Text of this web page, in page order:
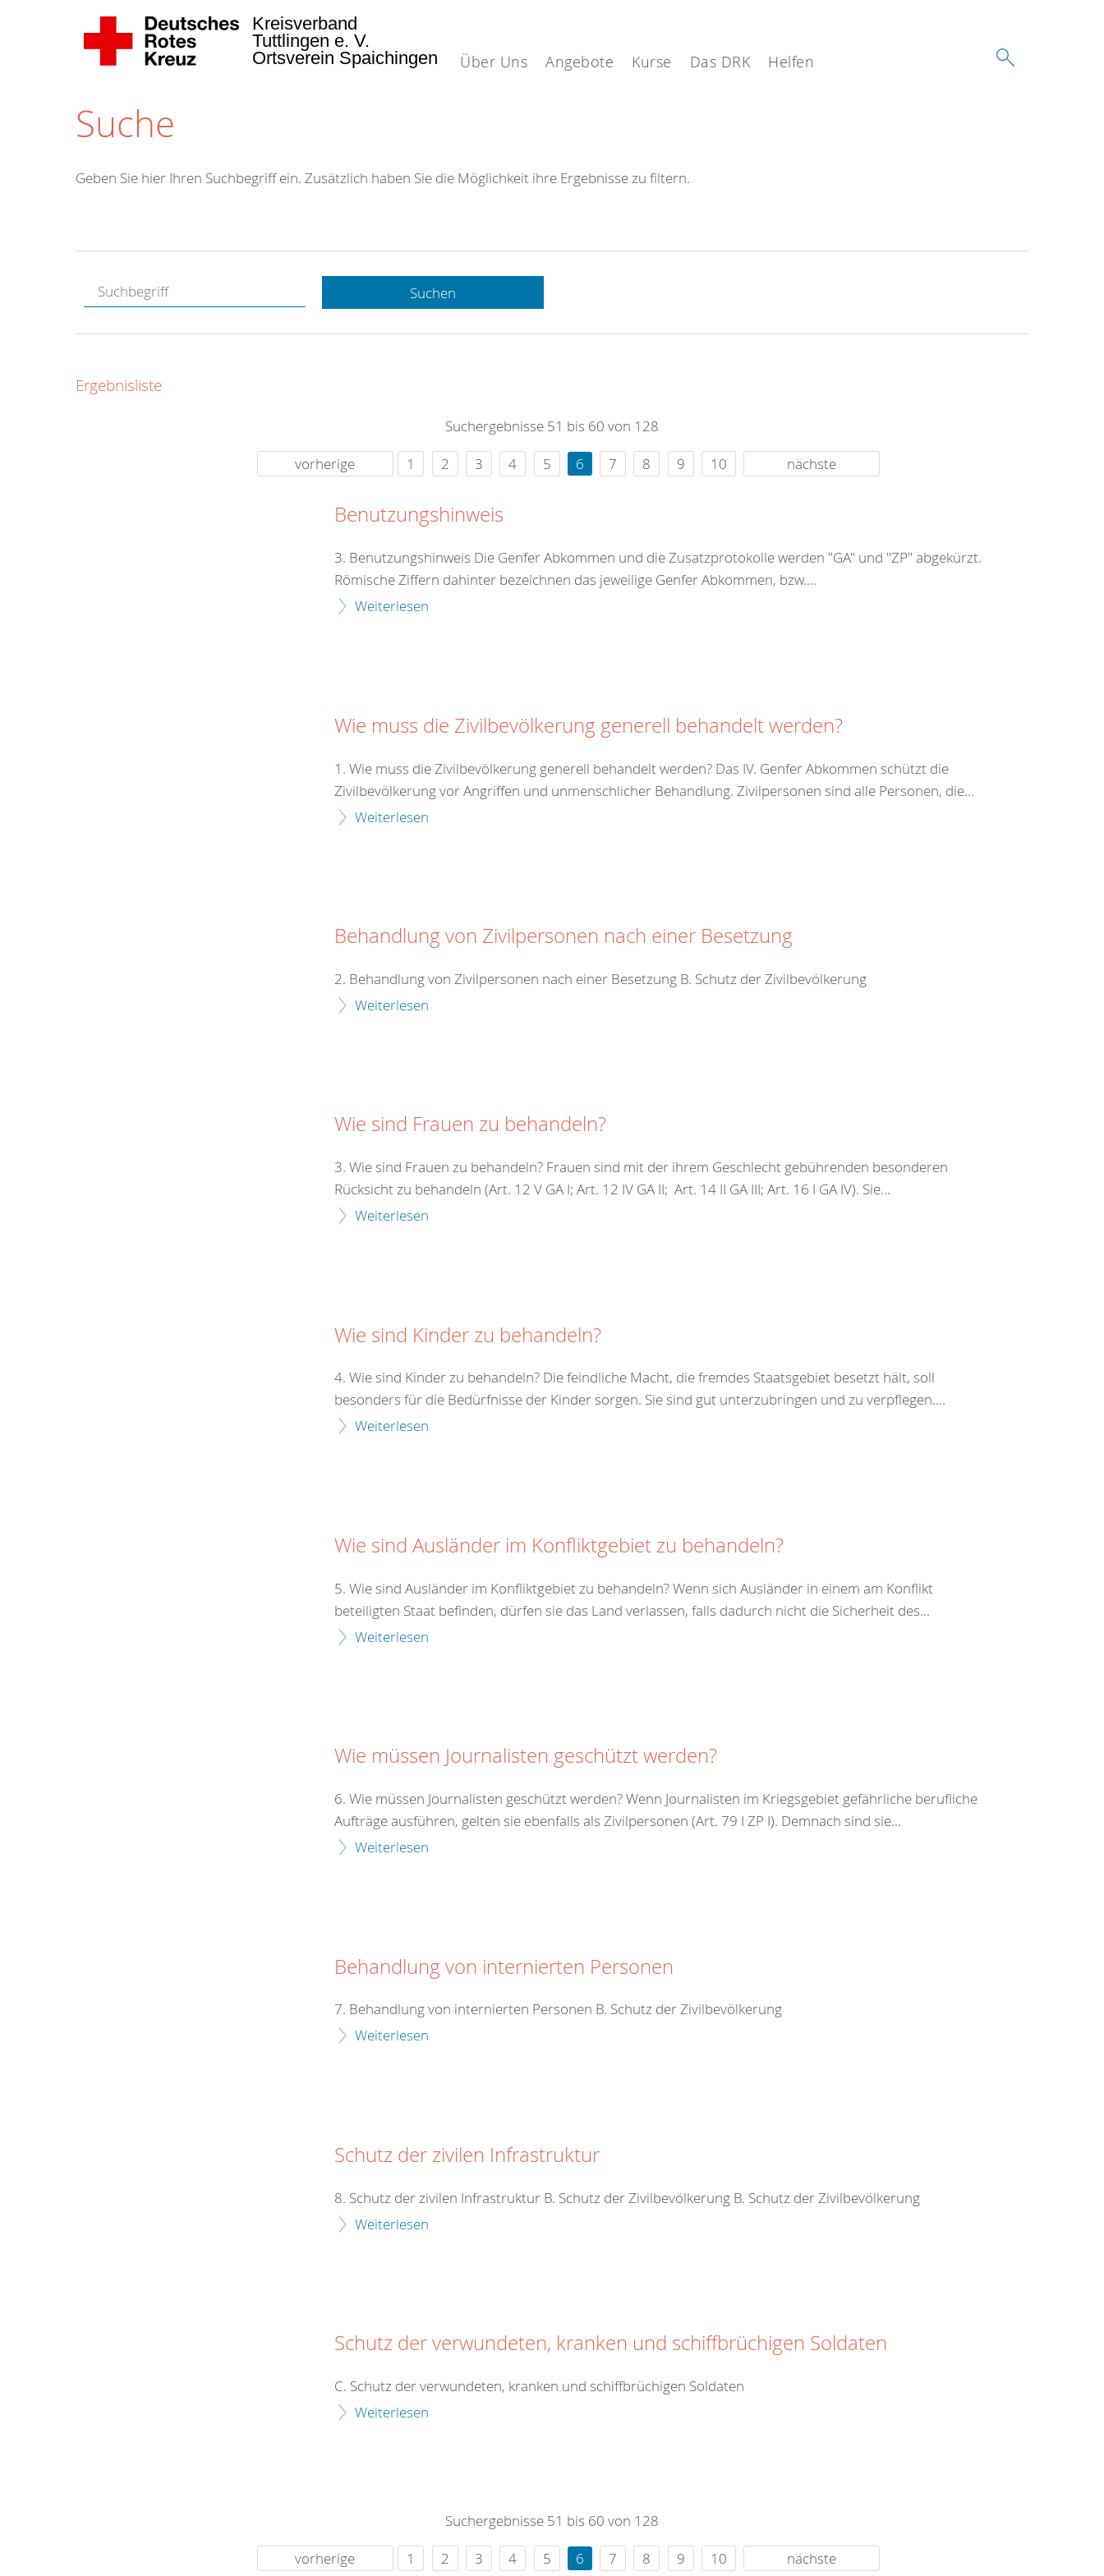
Über Uns Angebote Kurse Das DRK Helfen
Kreisverband
Tuttlingen e. V.
Ortsverein Spaichingen
Suche
Hotline.
gerne.
rund um die Uhr
Geben Sie hier Ihren Suchbegriff ein. Zusätzlich haben Sie die Möglichkeit ihre Ergebnisse zu filtern.
Suchen
Ergebnisliste
Suchergebnisse 51 bis 60 von 128
vorherige
1 2 3 4 5 6 7 8 9 10 nächste
Benutzungshinweis
3. Benutzungshinweis Die Genfer Abkommen und die Zusatzprotokolle werden "GA" und "ZP" abgekürzt.
Römische Ziffern dahinter bezeichnen das jeweilige Genfer Abkommen, bzw....
Weiterlesen
Wie muss die Zivilbevölkerung generell behandelt werden?
1. Wie muss die Zivilbevölkerung generell behandelt werden? Das IV. Genfer Abkommen schützt die
Zivilbevölkerung vor Angriffen und unmenschlicher Behandlung. Zivilpersonen sind alle Personen, die...
Weiterlesen
Behandlung von Zivilpersonen nach einer Besetzung
2. Behandlung von Zivilpersonen nach einer Besetzung B. Schutz der Zivilbevölkerung
Weiterlesen
Wie sind Frauen zu behandeln?
3. Wie sind Frauen zu behandeln? Frauen sind mit der ihrem Geschlecht gebührenden besonderen
Rücksicht zu behandeln (Art. 12 V GA I; Art. 12 IV GA II; Art. 14 II GA III; Art. 16 I GA IV). Sie...
Weiterlesen
Wie sind Kinder zu behandeln?
4. Wie sind Kinder zu behandeln? Die feindliche Macht, die fremdes Staatsgebiet besetzt hält, soll
besonders für die Bedürfnisse der Kinder sorgen. Sie sind gut unterzubringen und zu verpflegen....
Weiterlesen
Wie sind Ausländer im Konfliktgebiet zu behandeln?
5. Wie sind Ausländer im Konfliktgebiet zu behandeln? Wenn sich Ausländer in einem am Konflikt
beteiligten Staat befinden, dürfen sie das Land verlassen, falls dadurch nicht die Sicherheit des...
Weiterlesen
Wie müssen Journalisten geschützt werden?
6. Wie müssen Journalisten geschützt werden? Wenn Journalisten im Kriegsgebiet gefährliche berufliche
Aufträge ausführen, gelten sie ebenfalls als Zivilpersonen (Art. 79 I ZP I). Demnach sind sie...
Weiterlesen
Behandlung von internierten Personen
7. Behandlung von internierten Personen B. Schutz der Zivilbevölkerung
Weiterlesen
Schutz der zivilen Infrastruktur
8. Schutz der zivilen Infrastruktur B. Schutz der Zivilbevölkerung B. Schutz der Zivilbevölkerung
Weiterlesen
Schutz der verwundeten, kranken und schiffbrüchigen Soldaten
C. Schutz der verwundeten, kranken und schiffbrüchigen Soldaten
Weiterlesen
Suchergebnisse 51 bis 60 von 128
vorherige
1 2 3 4 5 6 7 8 9 10 nächste